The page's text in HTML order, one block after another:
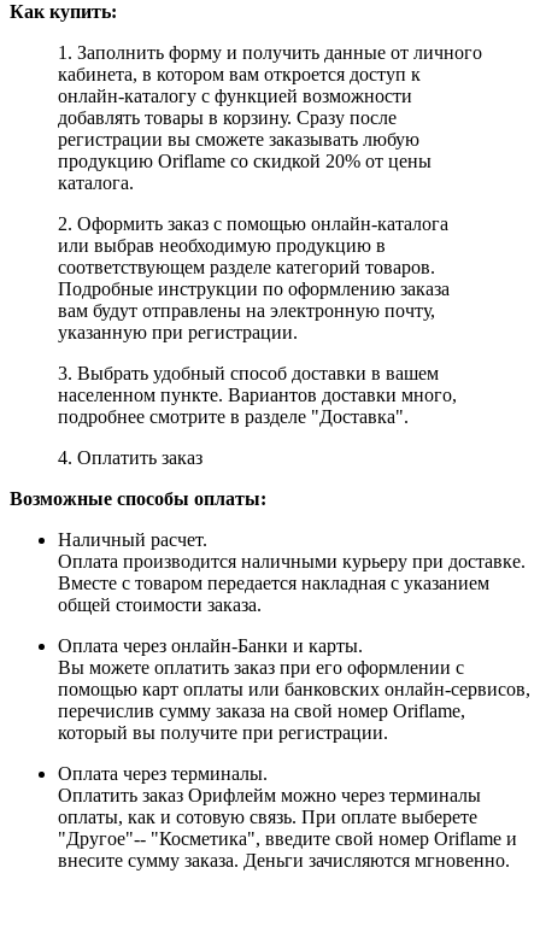
Как купить:
1. Заполнить форму и получить данные от личного
кабинета, в котором вам откроется доступ к
онлайн-каталогу с функцией возможности
добавлять товары в корзину. Сразу после
регистрации вы сможете заказывать любую
продукцию Oriflame со скидкой 20% от цены
каталога.
2. Оформить заказ с помощью онлайн-каталога
или выбрав необходимую продукцию в
соответствующем разделе категорий товаров.
Подробные инструкции по оформлению заказа
вам будут отправлены на электронную почту,
указанную при регистрации.
3. Выбрать удобный способ доставки в вашем
населенном пункте. Вариантов доставки много,
подробнее смотрите в разделе "Доставка".
4. Оплатить заказ
Возможные способы оплаты:
Наличный расчет.
Оплата производится наличными курьеру при доставке.
Вместе с товаром передается накладная с указанием
общей стоимости заказа.
Оплата через онлайн-Банки и карты.
Вы можете оплатить заказ при его оформлении с
помощью карт оплаты или банковских онлайн-сервисов,
перечислив сумму заказа на свой номер Oriflame,
который вы получите при регистрации.
Оплата через терминалы.
Оплатить заказ Орифлейм можно через терминалы
оплаты, как и сотовую связь. При оплате выберете
"Другое"-- "Косметика", введите свой номер Oriflame и
внесите сумму заказа. Деньги зачисляются мгновенно.